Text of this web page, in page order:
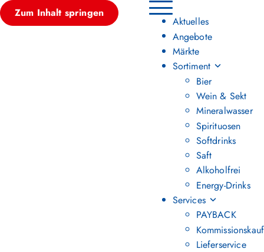
Zum Inhalt springen
Hauptmenü umschalten
Aktuelles
Angebote
Märkte
Sortiment
Bier
Wein & Sekt
Mineralwasser
Spirituosen
Softdrinks
Saft
Alkoholfrei
Energy-Drinks
Services
PAYBACK
Kommissionskauf
Lieferservice